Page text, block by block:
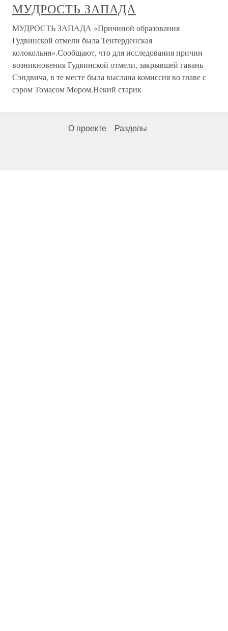
МУДРОСТЬ ЗАПАДА
МУДРОСТЬ ЗАПАДА «Причиной образования
Гудвинской отмели была Тентерденская
колокольня».Сообщают, что для исследования причин
возникновения Гудвинской отмели, закрывшей гавань
Сэндвича, в те месте была выслана комиссия во главе с
сэром Томасом Мором.Некий старик
О проекте Разделы